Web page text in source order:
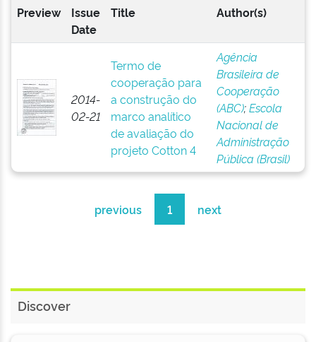
Preview
Issue
Date
Title Author(s)
2014-
02-21
Termo de
cooperação para
a construção do
marco analítico
de avaliação do
projeto Cotton 4
Agência
Brasileira de
Cooperação
(ABC);Escola
Nacional de
Administração
Pública (Brasil)
previous 1 next
Discover